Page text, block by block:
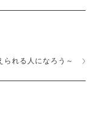
れる人になろう～